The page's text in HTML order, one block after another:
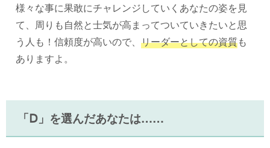
様々な事に果敢にチャレンジしていくあなたの姿を見
て、周りも自然と士気が高まってついていきたいと思
う人も！信頼度が高いので、 リーダーとしての資質も
ありますよ。
「Ⅾ」を選んだあなたは……